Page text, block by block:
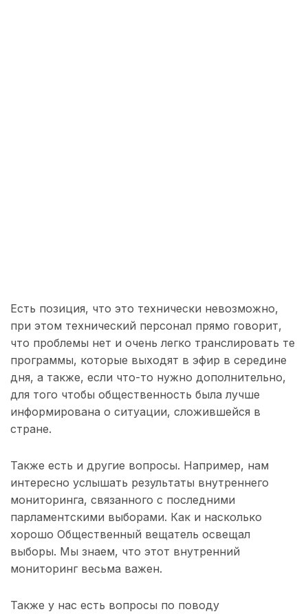
Есть позиция, что это технически невозможно,
при этом технический персонал прямо говорит,
что проблемы нет и очень легко транслировать те
программы, которые выходят в эфир в середине
дня, а также, если что-то нужно дополнительно,
для того чтобы общественность была лучше
информирована о ситуации, сложившейся в
стране.
Также есть и другие вопросы. Например, нам
интересно услышать результаты внутреннего
мониторинга, связанного с последними
парламентскими выборами. Как и насколько
хорошо Общественный вещатель освещал
выборы. Мы знаем, что этот внутренний
мониторинг весьма важен.
Также у нас есть вопросы по поводу